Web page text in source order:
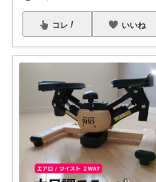
コレ いいね